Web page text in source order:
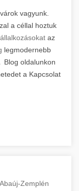
vagyunk.
a céllal hoztuk
az
legmodernebb
Blog oldalunkon
a Kapcsolat
Zemplén